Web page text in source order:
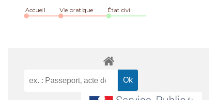
Accueil Vie pratique État civil